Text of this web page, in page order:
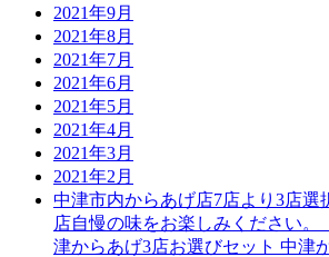
2021年9月
2021年8月
2021年7月
2021年6月
2021年5月
2021年4月
2021年3月
2021年2月
中津市内からあげ店7店より3店選
店自慢の味をお楽しみください。
津からあげ3店お選びセット 中津